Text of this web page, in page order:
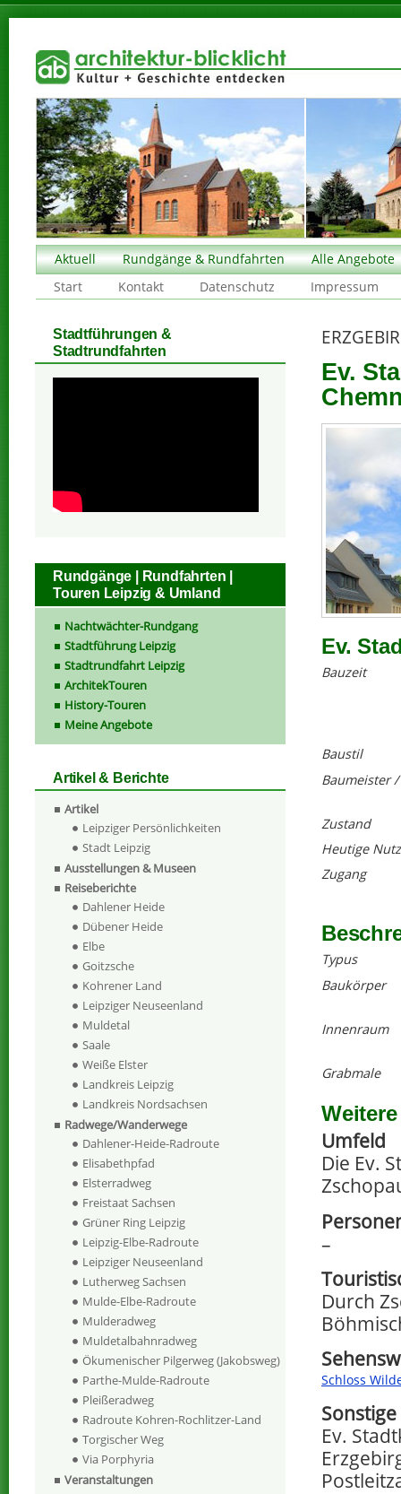
Aktuell Rundgänge & Rundfahrten
Alle Angebote
Start
Kontakt Datenschutz Impressum
Ev.
Ev.
Bauzeit
Baustil
Baumeister
Zustand
Heutige
Zugang
Typus
Baukörper
Innenraum
Grabmale
Umfeld
Die Ev.
–
Durch
Schloss
Ev.
Stadtführungen &
Stadtrundfahrten
Rundgänge | Rundfahrten |
Touren Leipzig & Umland
Nachtwächter-Rundgang
Stadtführung Leipzig
Stadtrundfahrt Leipzig
ArchitekTouren
History-Touren
Meine Angebote
Artikel & Berichte
Artikel
Leipziger Persönlichkeiten
Stadt Leipzig
Ausstellungen & Museen
Reiseberichte
Dahlener Heide
Dübener Heide
Elbe
Goitzsche
Kohrener Land
Leipziger Neuseenland
Muldetal
Saale
Weiße Elster
Landkreis Leipzig
Landkreis Nordsachsen
Radwege/Wanderwege
Dahlener-Heide-Radroute
Elisabethpfad
Elsterradweg
Freistaat Sachsen
Grüner Ring Leipzig
Leipzig-Elbe-Radroute
Leipziger Neuseenland
Lutherweg Sachsen
Mulde-Elbe-Radroute
Mulderadweg
Muldetalbahnradweg
Ökumenischer Pilgerweg (Jakobsweg)
Parthe-Mulde-Radroute
Pleißeradweg
Radroute Kohren-Rochlitzer-Land
Torgischer Weg
Via Porphyria
Veranstaltungen